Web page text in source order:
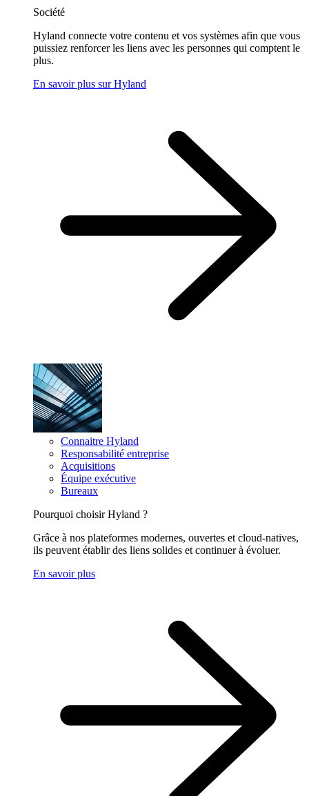
Société
Hyland connecte votre contenu et vos systèmes afin que vous
puissiez renforcer les liens avec les personnes qui comptent le
plus.
En savoir plus sur Hyland
Connaitre Hyland
Responsabilité entreprise
Acquisitions
Équipe exécutive
Bureaux
Pourquoi choisir Hyland ?
Grâce à nos plateformes modernes, ouvertes et cloud-natives,
ils peuvent établir des liens solides et continuer à évoluer.
En savoir plus